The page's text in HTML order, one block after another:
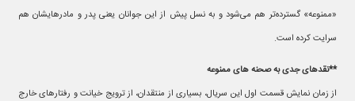
«ممنوعه» گسترده‌تر هم می‌شود و به نسل پیش از این جوانان یعنی پدر و مادرهایشان هم
سرایت کرده است.
**نقدهای جدی به صحنه های ممنوعه
از زمان نمایش قسمت اول این سریال، بسیاری از منتقدان، از ترویج خیانت و رفتارهای خارج